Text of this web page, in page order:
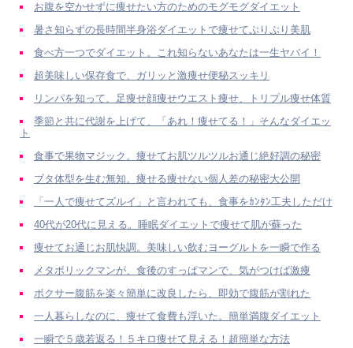
お腹を空かせずに痩せたい方のためのモグモグダイエット
暑さ知らずの長時間半身浴ダイエットで痩せてぷりぷり美肌
食べ方一つでダイエット。これ知らないあなたは一生ヤバイ！
超美味しい保存食で、ガリッと激痩せ便秘スッキリ
リンパを知って、足痩せ顔痩せウエスト痩せ、トリプル痩せ体質
季節と共に代謝を上げて、「あれ！痩せてる！」そんなダイエッ
ト
食事で果物マジック。痩せてお肌ツルツルお通じ絶好調の秘密
ブタ体型を生む無知。痩せる痩せない個人差の秘密大公開
「一人で痩せてズルイ」と言われても、食事をｶﾝﾀﾝ工夫しただけ
40代が20代に見える。睡眠ダイエットで痩せて肌が蘇った
痩せてお通じお肌快調。美味しい飲むヨーグルトを一瞬で作る
メタボリックマンが、食後のすっぱマンで、気がつけば激痩
ボクサー腹筋を楽々簡単に改良したら、即効で腹筋が割れた
一人暮らしなのに、痩せて食費も浮いた。簡単満腹ダイエット
一瞬で５歳若返る！５キロ痩せて見える！超簡単な方法